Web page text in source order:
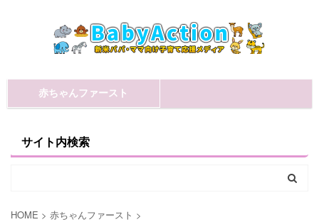
赤ちゃんファースト
サイト内検索
HOME > 赤ちゃんファースト >